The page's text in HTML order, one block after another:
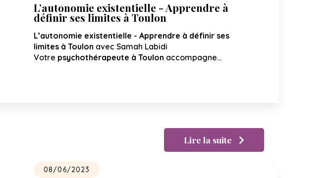
L’autonomie existentielle - Apprendre à
définir ses limites à Toulon
L’autonomie existentielle - Apprendre à définir ses
limites à Toulon avec Samah Labidi
Votre psychothérapeute à Toulon accompagne…
08/06/2023
Lire la suite